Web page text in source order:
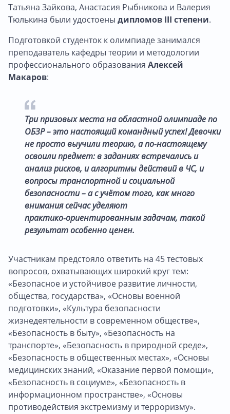
Татьяна Зайкова, Анастасия Рыбникова и Валерия
Тюлькина были удостоены дипломов III степени.
Подготовкой студенток к олимпиаде занимался
преподаватель кафедры теории и методологии
профессионального образования Алексей
Макаров:
Три призовых места на областной олимпиаде по
ОБЗР – это настоящий командный успех! Девочки
не просто выучили теорию, а по-настоящему
освоили предмет: в заданиях встречались и
анализ рисков, и алгоритмы действий в ЧС, и
вопросы транспортной и социальной
безопасности – а с учётом того, как много
внимания сейчас уделяют
практико‑ориентированным задачам, такой
результат особенно ценен.
Участникам предстояло ответить на 45 тестовых
вопросов, охватывающих широкий круг тем:
«Безопасное и устойчивое развитие личности,
общества, государства», «Основы военной
подготовки», «Культура безопасности
жизнедеятельности в современном обществе»,
«Безопасность в быту», «Безопасность на
транспорте», «Безопасность в природной среде»,
«Безопасность в общественных местах», «Основы
медицинских знаний, «Оказание первой помощи»,
«Безопасность в социуме», «Безопасность в
информационном пространстве», «Основы
противодействия экстремизму и терроризму».